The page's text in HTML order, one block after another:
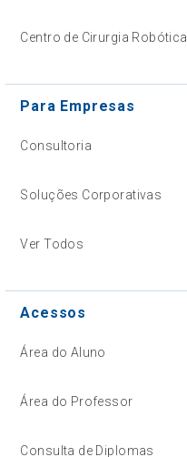
Centro de Cirurgia Robótica
Para Empresas
Consultoria
Soluções Corporativas
Ver Todos
Acessos
Área do Aluno
Área do Professor
Consulta de Diplomas